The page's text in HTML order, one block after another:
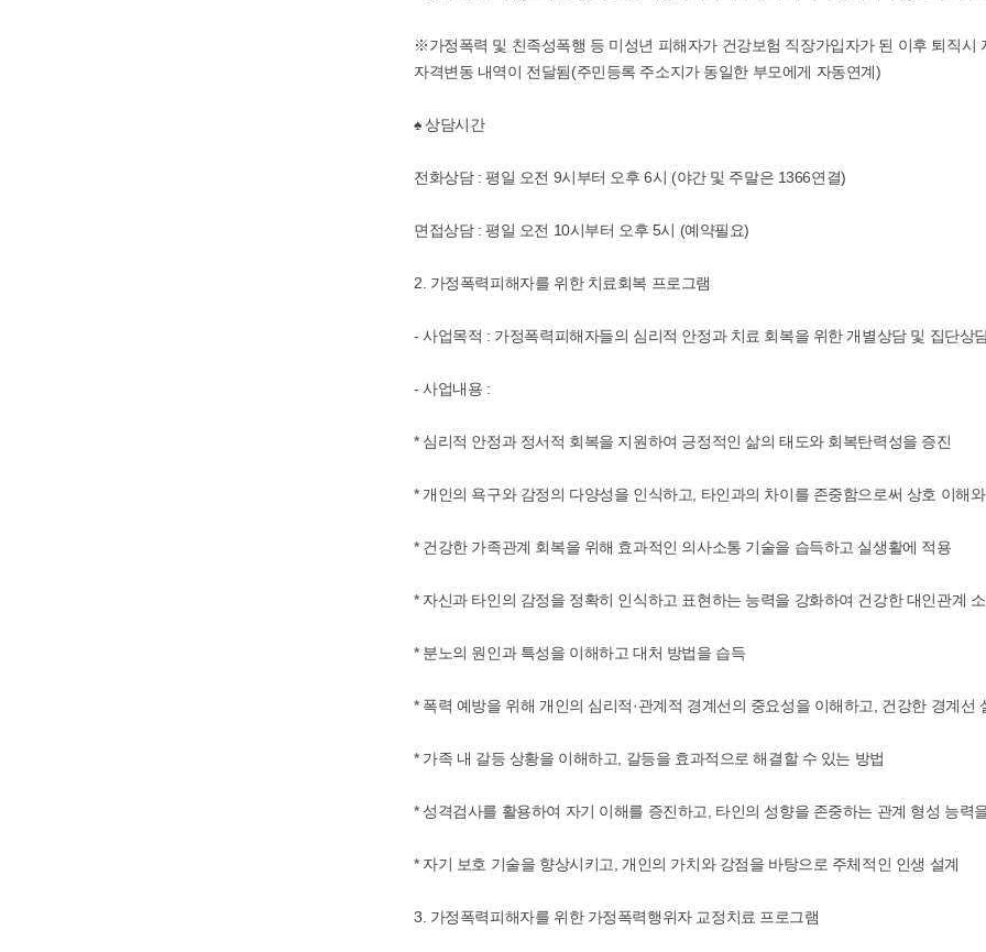
※가정폭력 및 친족성폭행 등 미성년 피해자가 건강보험 직장가입자가 된 이후 퇴직
자격변동 내역이 전달됨(주민등록 주소지가 동일한 부모에게 자동연계)
♠ 상담시간
전화상담 : 평일 오전 9시부터 오후 6시 (야간 및 주말은 1366연결)
면접상담 : 평일 오전 10시부터 오후 5시 (예약필요)
2. 가정폭력피해자를 위한 치료회복 프로그램
- 사업목적 : 가정폭력피해자들의 심리적 안정과 치료 회복을 위한 개별상담 및 집단상
- 사업내용 :
* 심리적 안정과 정서적 회복을 지원하여 긍정적인 삶의 태도와 회복탄력성을 증진
* 개인의 욕구와 감정의 다양성을 인식하고, 타인과의 차이를 존중함으로써 상호 이해
* 건강한 가족관계 회복을 위해 효과적인 의사소통 기술을 습득하고 실생활에 적용
* 자신과 타인의 감정을 정확히 인식하고 표현하는 능력을 강화하여 건강한 대인관계
* 분노의 원인과 특성을 이해하고 대처 방법을 습득
* 폭력 예방을 위해 개인의 심리적·관계적 경계선의 중요성을 이해하고, 건강한 경계선
* 가족 내 갈등 상황을 이해하고, 갈등을 효과적으로 해결할 수 있는 방법
* 성격검사를 활용하여 자기 이해를 증진하고, 타인의 성향을 존중하는 관계 형성 능력
* 자기 보호 기술을 향상시키고, 개인의 가치와 강점을 바탕으로 주체적인 인생 설계
3. 가정폭력피해자를 위한 가정폭력행위자 교정치료 프로그램